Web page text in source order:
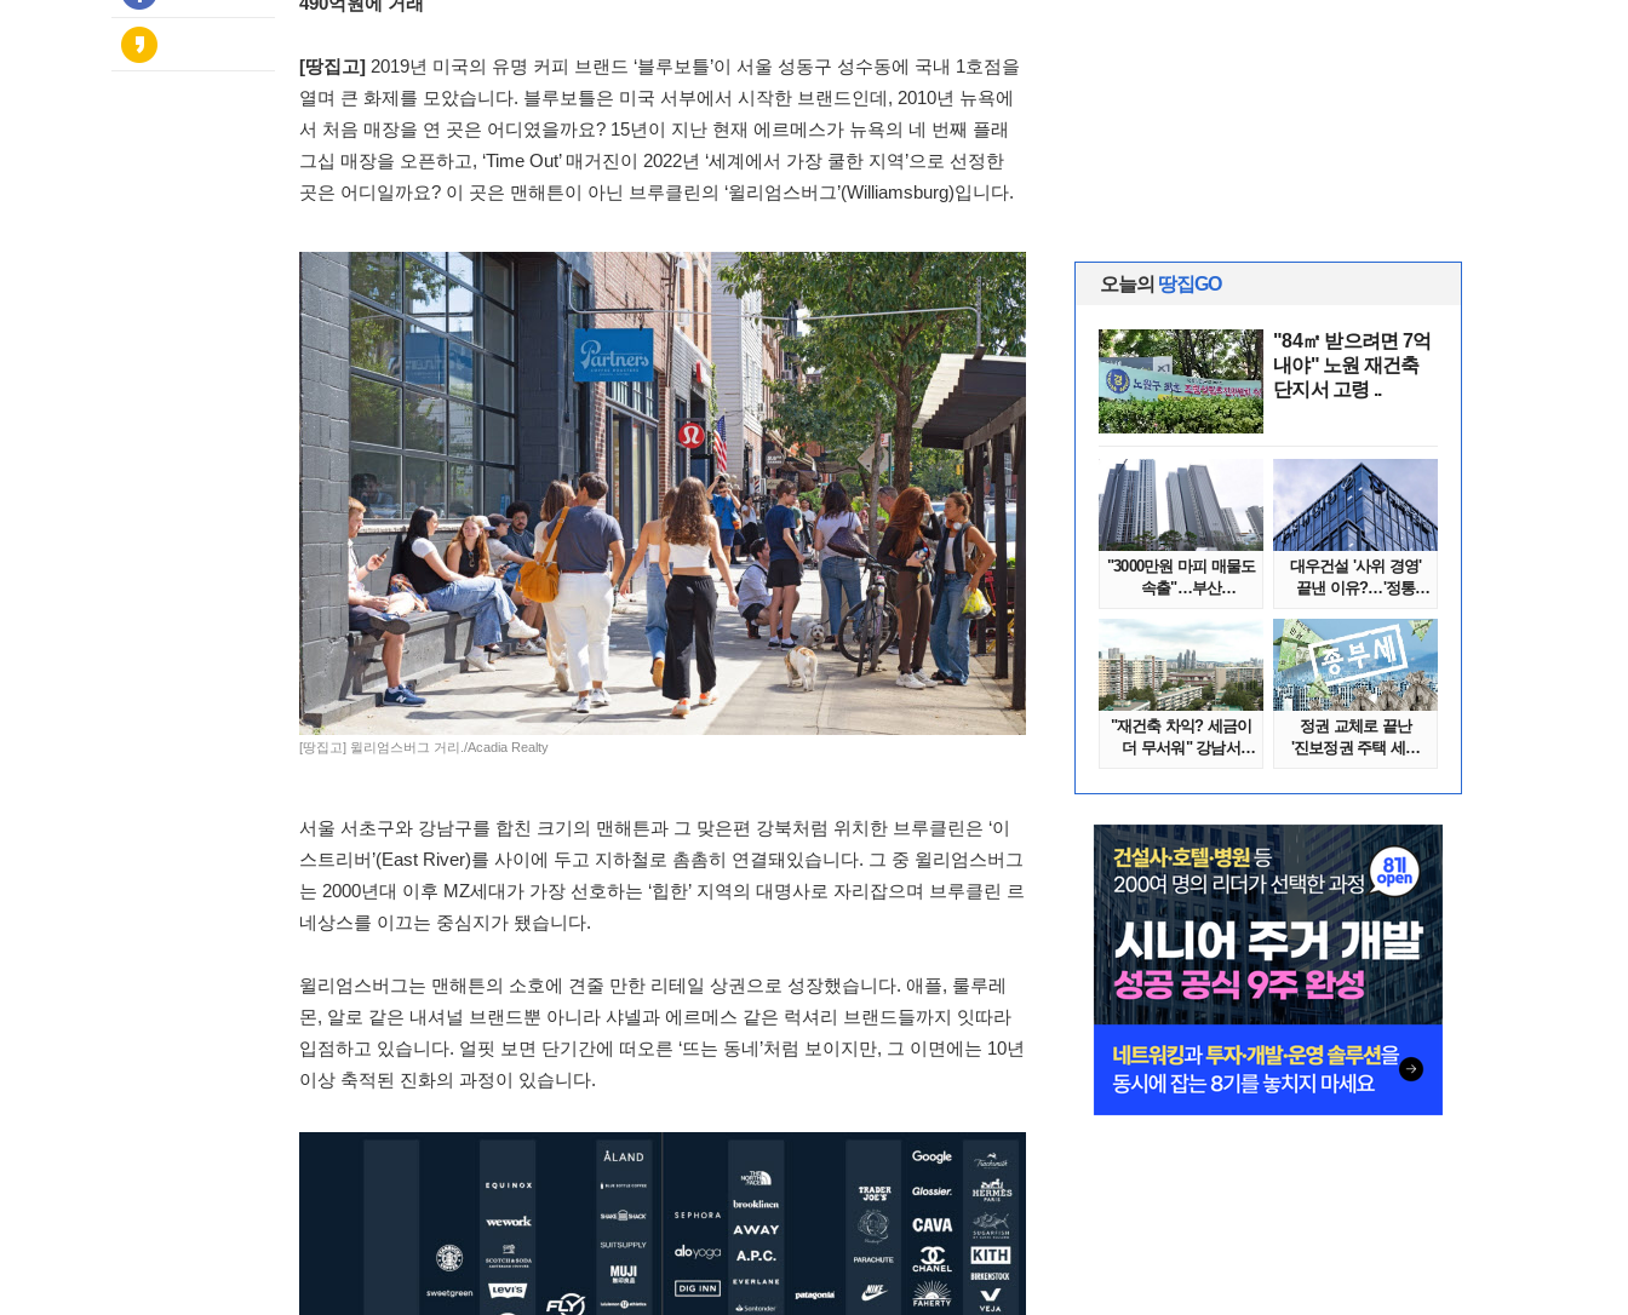
[땅집고] 2019년 미국의 유명 커피 브랜드 ‘블루보틀’이 서울 성동구 성수동에 국내 1호점을
열며 큰 화제를 모았습니다. 블루보틀은 미국 서부에서 시작한 브랜드인데, 2010년 뉴욕에
서 처음 매장을 연 곳은 어디였을까요? 15년이 지난 현재 에르메스가 뉴욕의 네 번째 플래
그십 매장을 오픈하고, ‘Time Out’ 매거진이 2022년 ‘세계에서 가장 쿨한 지역’으로 선정한
곳은 어디일까요? 이 곳은 맨해튼이 아닌 브루클린의 ‘윌리엄스버그’(Williamsburg)입니다.
[땅집고] 윌리엄스버그 거리./Acadia Realty
서울 서초구와 강남구를 합친 크기의 맨해튼과 그 맞은편 강북처럼 위치한 브루클린은 ‘이
스트리버’(East River)를 사이에 두고 지하철로 촘촘히 연결돼있습니다. 그 중 윌리엄스버그
는 2000년대 이후 MZ세대가 가장 선호하는 ‘힙한’ 지역의 대명사로 자리잡으며 브루클린 르
네상스를 이끄는 중심지가 됐습니다.
윌리엄스버그는 맨해튼의 소호에 견줄 만한 리테일 상권으로 성장했습니다. 애플, 룰루레
몬, 알로 같은 내셔널 브랜드뿐 아니라 샤넬과 에르메스 같은 럭셔리 브랜드들까지 잇따라
입점하고 있습니다. 얼핏 보면 단기간에 떠오른 ‘뜨는 동네’처럼 보이지만, 그 이면에는 10년
이상 축적된 진화의 과정이 있습니다.
오늘의 땅집GO
"84㎡ 받으려면 7억
내야" 노원 재건축
단지서 고령 ..
"3000만원 마피 매물도
속출"…부산
대우건설 '사위 경영'
끝낸 이유?…'정통
"재건축 차익? 세금이
더 무서워" 강남서
정권 교체로 끝난
'진보정권 주택 세금